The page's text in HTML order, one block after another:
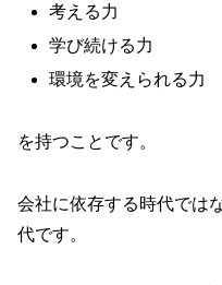
考える力
学び続ける力
環境を変えられる力
を持つことです。
会社に依存する時代ではな
代です。